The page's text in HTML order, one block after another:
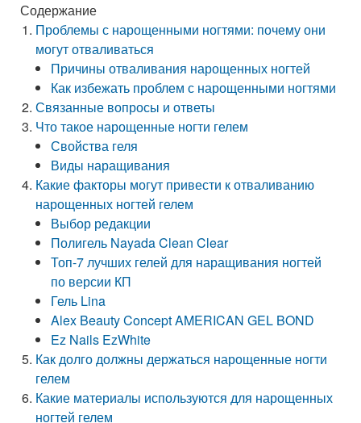
Содержание
Проблемы с нарощенными ногтями: почему они
могут отваливаться
Причины отваливания нарощенных ногтей
Как избежать проблем с нарощенными ногтями
Связанные вопросы и ответы
Что такое нарощенные ногти гелем
Свойства геля
Виды наращивания
Какие факторы могут привести к отваливанию
нарощенных ногтей гелем
Выбор редакции
Полигель Nayada Clean Clear
Топ-7 лучших гелей для наращивания ногтей
по версии КП
Гель Lina
Alex Beauty Concept AMERICAN GEL BOND
Ez Nails EzWhite
Как долго должны держаться нарощенные ногти
гелем
Какие материалы используются для нарощенных
ногтей гелем